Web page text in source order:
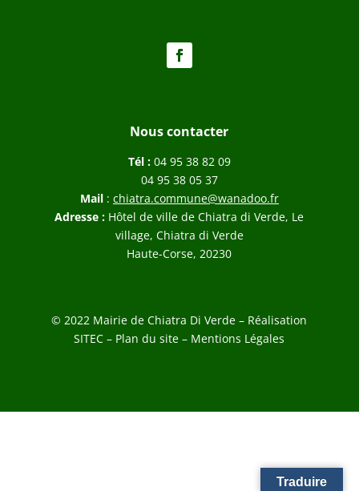
Nous contacter
Tél : 04 95 38 82 09
04 95 38 05 37
Mail: chiatra.commune@wanadoo.fr
Adresse : Hôtel de ville de Chiatra di Verde, Le
village, Chiatra di Verde
Haute-Corse, 20230
© 2022 Mairie de Chiatra Di Verde – Réalisation
SITEC – Plan du site – Mentions Légales
Traduire